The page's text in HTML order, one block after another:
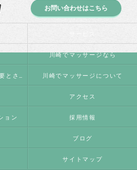
お問い合わせはこちら
川崎でマッサージなら
川崎でマッサージについて
アクセス
ョン 採用情報
ブログ
サイトマップ